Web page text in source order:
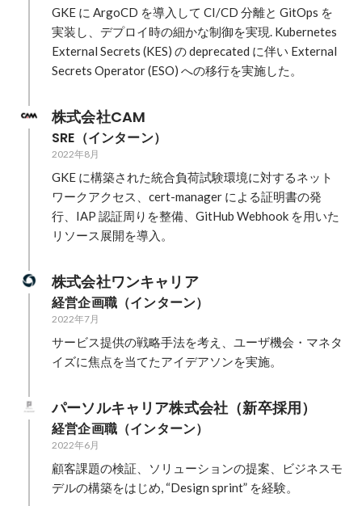
GKE に ArgoCD を導入して CI/CD 分離と GitOps を
実装し、デプロイ時の細かな制御を実現. Kubernetes
External Secrets (KES) の deprecated に伴い External
Secrets Operator (ESO) への移行を実施した。
株式会社CAM
SRE（インターン）
2022年8月
GKE に構築された統合負荷試験環境に対するネット
ワークアクセス、cert-manager による証明書の発
行、IAP 認証周りを整備、GitHub Webhook を用いた
リソース展開を導入。
株式会社ワンキャリア
経営企画職（インターン）
2022年7月
サービス提供の戦略手法を考え、ユーザ機会・マネタ
イズに焦点を当てたアイデアソンを実施。
パーソルキャリア株式会社（新卒採用）
経営企画職（インターン）
2022年6月
顧客課題の検証、ソリューションの提案、ビジネスモ
デルの構築をはじめ, “Design sprint” を経験。